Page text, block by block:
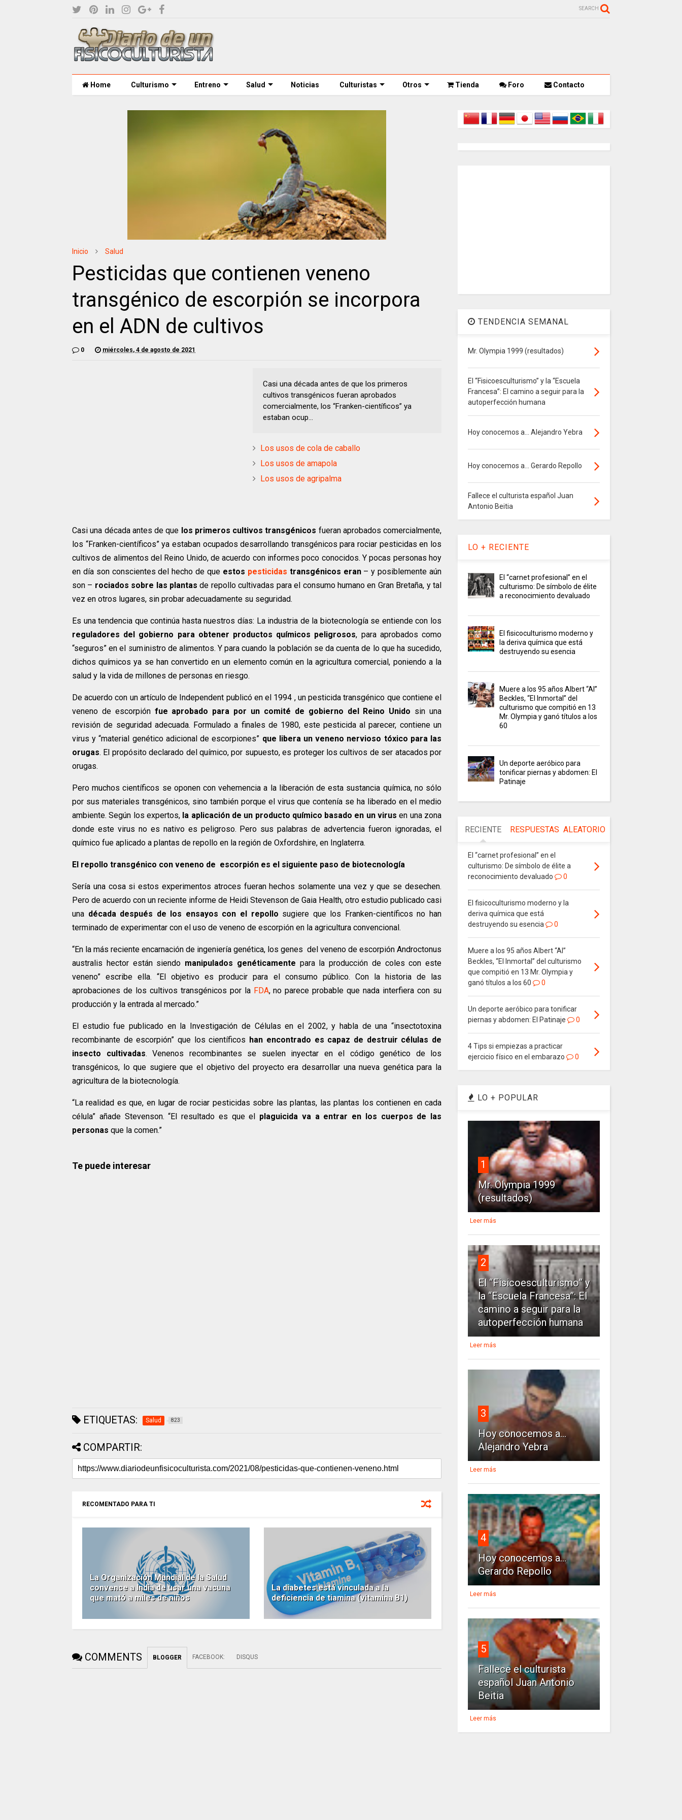
SEARCH
Home Culturismo Entreno Salud Noticias Culturistas Otros Tienda Foro Contacto
Inicio Salud
Pesticidas que contienen veneno
transgénico de escorpión se incorpora
en el ADN de cultivos
0 miércoles, 4 de agosto de 2021
Casi una década antes de que los primeros
cultivos transgénicos fueran aprobados
comercialmente, los “Franken-científicos” ya
estaban ocup...
Los usos de cola de caballo
Los usos de amapola
Los usos de agripalma
Casi una década antes de que los primeros cultivos transgénicos fueran aprobados comercialmente,
los “Franken-científicos” ya estaban ocupados desarrollando transgénicos para rociar pesticidas en los
cultivos de alimentos del Reino Unido, de acuerdo con informes poco conocidos. Y pocas personas hoy
en día son conscientes del hecho de que estos pesticidas transgénicos eran– y posiblemente aún
son – rociados sobre las plantas de repollo cultivadas para el consumo humano en Gran Bretaña, y tal
vez en otros lugares, sin probar adecuadamente su seguridad.
Es una tendencia que continúa hasta nuestros días: La industria de la biotecnología se entiende con los
reguladores del gobierno para obtener productos químicos peligrosos, para aprobados como
“seguros” en el suministro de alimentos. Y para cuando la población se da cuenta de lo que ha sucedido,
dichos químicos ya se han convertido en un elemento común en la agricultura comercial, poniendo a la
salud y la vida de millones de personas en riesgo.
De acuerdo con un artículo de Independent publicó en el 1994 , un pesticida transgénico que contiene el
veneno de escorpión fue aprobado para por un comité de gobierno del Reino Unido sin una
revisión de seguridad adecuada. Formulado a finales de 1980, este pesticida al parecer, contiene un
virus y “material genético adicional de escorpiones” que libera un veneno nervioso tóxico para las
orugas. El propósito declarado del químico, por supuesto, es proteger los cultivos de ser atacados por
orugas.
Pero muchos científicos se oponen con vehemencia a la liberación de esta sustancia química, no sólo
por sus materiales transgénicos, sino también porque el virus que contenía se ha liberado en el medio
ambiente. Según los expertos,la aplicación de un producto químico basado en un virusen una zona
donde este virus no es nativo es peligroso. Pero sus palabras de advertencia fueron ignoradas, el
químico fue aplicado a plantas de repollo en la región de Oxfordshire, en Inglaterra.
El repollo transgénico con veneno de escorpión es el siguiente paso de biotecnología
Sería una cosa si estos experimentos atroces fueran hechos solamente una vez y que se desechen.
Pero de acuerdo con un reciente informe de Heidi Stevenson de Gaia Health, otro estudio publicado casi
una década después de los ensayos con el repollo sugiere que los Franken-científicos no han
terminado de experimentar con el uso de veneno de escorpión en la agricultura convencional.
“En la más reciente encarnación de ingeniería genética, los genes del veneno de escorpión Androctonus
australis hector están siendo manipulados genéticamente para la producción de coles con este
veneno” escribe ella. “El objetivo es producir para el consumo público. Con la historia de las
aprobaciones de los cultivos transgénicos por la FDA, no parece probable que nada interfiera con su
producción y la entrada al mercado.”
El estudio fue publicado en la Investigación de Células en el 2002, y habla de una “insectotoxina
recombinante de escorpión” que los científicos han encontrado es capaz de destruir células de
insecto cultivadas. Venenos recombinantes se suelen inyectar en el código genético de los
transgénicos, lo que sugiere que el objetivo del proyecto era desarrollar una nueva genética para la
agricultura de la biotecnología.
“La realidad es que, en lugar de rociar pesticidas sobre las plantas, las plantas los contienen en cada
célula” añade Stevenson. “El resultado es que el plaguicida va a entrar en los cuerpos de las
personas que la comen.”
Te puede interesar
ETIQUETAS: Salud 823
COMPARTIR:
RECOMENTADO PARA TI
La Organización Mundial de la Salud
convence a India de usar una vacuna
que mató a miles de niños
La diabetes está vinculada a la
deficiencia de tiamina (vitamina B1)
COMMENTS BLOGGER FACEBOOK: DISQUS
TENDENCIA SEMANAL
Mr. Olympia 1999 (resultados)
El “Fisicoesculturismo” y la “Escuela
Francesa”: El camino a seguir para la
autoperfección humana
Hoy conocemos a... Alejandro Yebra
Hoy conocemos a... Gerardo Repollo
Fallece el culturista español Juan
Antonio Beitia
LO + RECIENTE
El “carnet profesional” en el
culturismo: De símbolo de élite
a reconocimiento devaluado
El fisicoculturismo moderno y
la deriva química que está
destruyendo su esencia
Muere a los 95 años Albert “Al”
Beckles, “El Inmortal” del
culturismo que compitió en 13
Mr. Olympia y ganó títulos a los
60
Un deporte aeróbico para
tonificar piernas y abdomen: El
Patinaje
RECIENTE RESPUESTAS ALEATORIO
El “carnet profesional” en el
culturismo: De símbolo de élite a
reconocimiento devaluado
0
El fisicoculturismo moderno y la
deriva química que está
destruyendo su esencia
0
Muere a los 95 años Albert “Al”
Beckles, “El Inmortal” del culturismo
que compitió en 13 Mr. Olympia y
ganó títulos a los 60
0
Un deporte aeróbico para tonificar
piernas y abdomen: El Patinaje
0
4 Tips si empiezas a practicar
ejercicio físico en el embarazo
0
LO + POPULAR
1
Mr. Olympia 1999
(resultados)
Leer más
2
El “Fisicoesculturismo” y
la “Escuela Francesa”: El
camino a seguir para la
autoperfección humana
Leer más
3
Hoy conocemos a...
Alejandro Yebra
Leer más
4
Hoy conocemos a...
Gerardo Repollo
Leer más
5
Fallece el culturista
español Juan Antonio
Beitia
Leer más